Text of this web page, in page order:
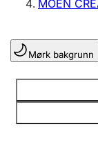
Registrere,
Lag og
Registrere,
MOEN
Mørk bakgrunn
Opplysninger